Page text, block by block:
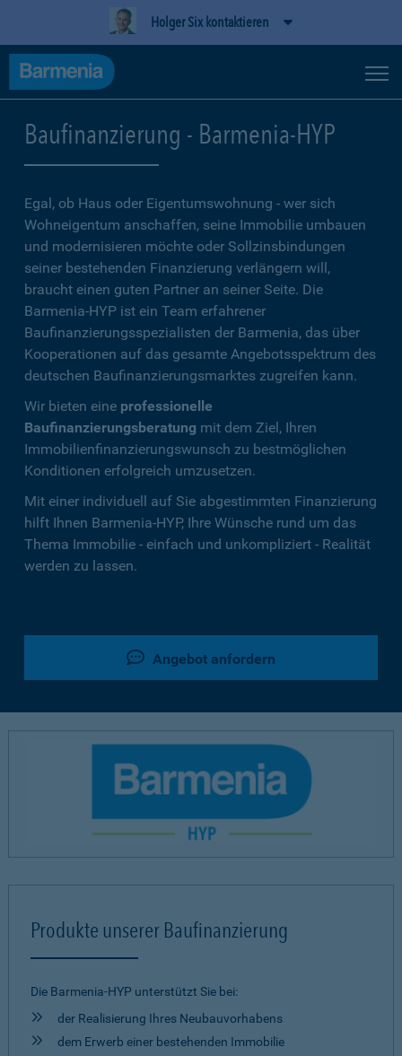
Holger Six kontaktieren
Baufinanzierung - Barmenia-HYP
Egal, ob Haus oder Eigentumswohnung - wer sich
Wohneigentum anschaffen, seine Immobilie umbauen
und modernisieren möchte oder Sollzinsbindungen
seiner bestehenden Finanzierung verlängern will,
braucht einen guten Partner an seiner Seite. Die
Barmenia-HYP ist ein Team erfahrener
Baufinanzierungsspezialisten der Barmenia, das über
Kooperationen auf das gesamte Angebotsspektrum des
deutschen Baufinanzierungsmarktes zugreifen kann.
Wir bieten eine professionelle
Baufinanzierungsberatung mit dem Ziel, Ihren
Immobilienfinanzierungswunsch zu bestmöglichen
Konditionen erfolgreich umzusetzen.
Mit einer individuell auf Sie abgestimmten Finanzierung
hilft Ihnen Barmenia-HYP, Ihre Wünsche rund um das
Thema Immobilie - einfach und unkompliziert - Realität
werden zu lassen.
Angebot anfordern
Produkte unserer Baufinanzierung
Die Barmenia-HYP unterstützt Sie bei:
der Realisierung Ihres Neubauvorhabens
dem Erwerb einer bestehenden Immobilie